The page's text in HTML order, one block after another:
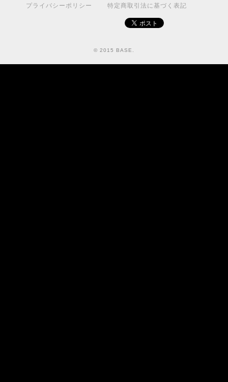
プライバシーポリシー 特定商取引法に基づく表記
© 2015 BASE.